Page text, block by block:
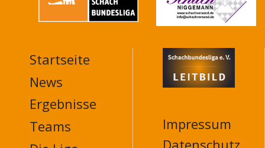
MAIN
NAVIGATION
FOOTER
Startseite
News
Ergebnisse
Teams
Impressum